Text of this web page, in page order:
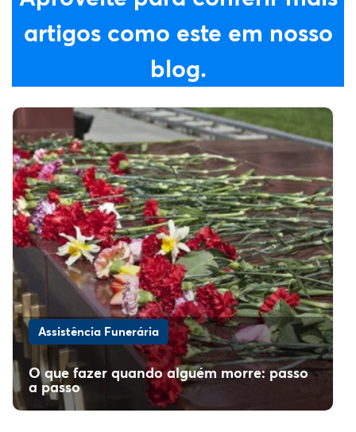
artigos como este em nosso
blog.
Assistência Funerária
O que fazer quando alguém morre: passo
a passo